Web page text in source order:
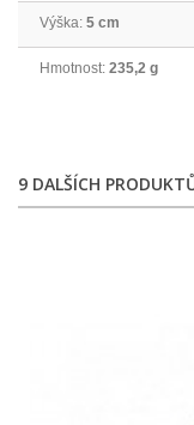
Výška: 5 cm
Hmotnost: 235,2 g
9 DALŠÍCH